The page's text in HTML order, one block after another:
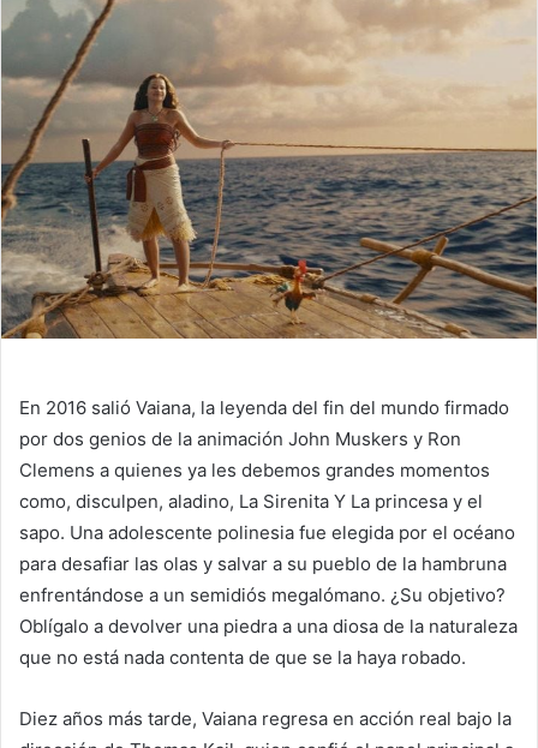
En 2016 salió Vaiana, la leyenda del fin del mundo firmado
por dos genios de la animación John Muskers y Ron
Clemens a quienes ya les debemos grandes momentos
como, disculpen, aladino, La Sirenita Y La princesa y el
sapo. Una adolescente polinesia fue elegida por el océano
para desafiar las olas y salvar a su pueblo de la hambruna
enfrentándose a un semidiós megalómano. ¿Su objetivo?
Oblígalo a devolver una piedra a una diosa de la naturaleza
que no está nada contenta de que se la haya robado.
Diez años más tarde, Vaiana regresa en acción real bajo la